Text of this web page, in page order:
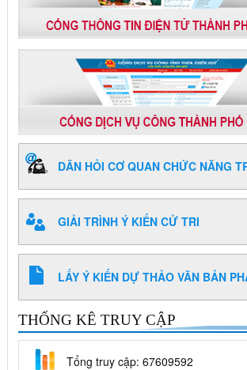
DÂN HỎI CƠ QUAN CHỨC NĂNG
GIẢI TRÌNH Ý KIẾN CỬ TRI
LẤY Ý KIẾN DỰ THẢO VĂN BẢN
THỐNG KÊ TRUY CẬP
Tổng truy cập: 67609592